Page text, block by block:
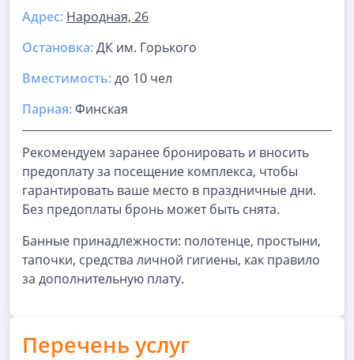
Адрес: Народная, 26
Остановка:ДК им. Горького
Вместимость:до 10 чел
Парная:Финская
Рекомендуем заранее бронировать и вносить
предоплату за посещение комплекса, чтобы
гарантировать ваше место в праздничные дни.
Без предоплаты бронь может быть снята.
Банные принадлежности: полотенце, простыни,
тапочки, средства личной гигиены, как правило
за дополнительную плату.
Перечень услуг